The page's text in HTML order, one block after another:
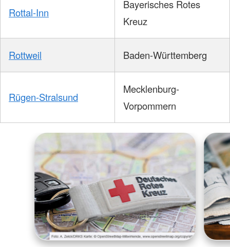
Rottal-Inn
Bayerisches Rotes
Kreuz
Rottweil Baden-Württemberg
Rügen-Stralsund
Mecklenburg-
Vorpommern